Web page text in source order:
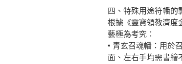
四、特殊用途符幡的
根據《靈寶領教濟度
藝極為考究：
• 青玄召魂幡：用於
面、左右手均需書繪